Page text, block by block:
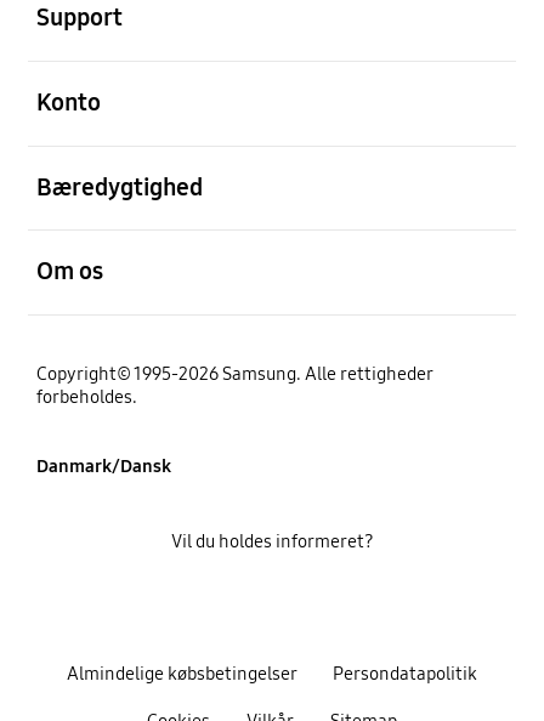
Support
Konto
Bæredygtighed
Om os
Copyright© 1995-2026 Samsung. Alle rettigheder
forbeholdes.
Danmark/Dansk
Almindelige købsbetingelser Persondatapolitik
Vil du holdes informeret?